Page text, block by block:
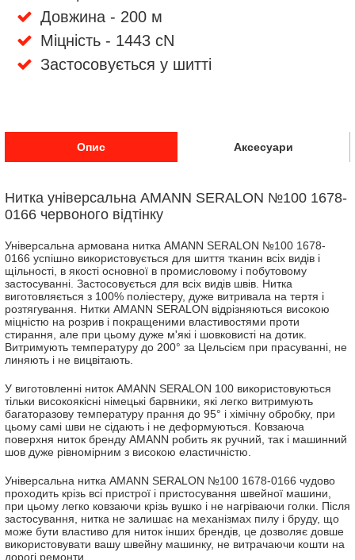
Довжина - 200 м
Міцність - 1443 cN
Застосовується у шитті
Опис Аксесуари
Нитка універсальна AMANN SERALON №100 1678-
0166 червоного відтінку
Універсальна армована нитка AMANN SERALON №100 1678-
0166 успішно використовується для шиття тканин всіх видів і
щільності, в якості основної в промисловому і побутовому
застосуванні. Застосовується для всіх видів швів. Нитка
виготовляється з 100% поліестеру, дуже витривала на тертя і
розтягування. Нитки AMANN SERALON відрізняються високою
міцністю на розрив і покращеними властивостями проти
стирання, але при цьому дуже м'які і шовковисті на дотик.
Витримують температуру до 200° за Цельсієм при прасуванні, не
линяють і не вицвітають.
У виготовленні ниток AMANN SERALON 100 використовуються
тільки високоякісні німецькі барвники, які легко витримують
багаторазову температуру прання до 95° і хімічну обробку, при
цьому самі шви не сідають і не деформуються. Ковзаюча
поверхня ниток бренду AMANN робить як ручний, так і машинний
шов дуже рівномірним з високою еластичністю.
Універсальна нитка AMANN SERALON №100 1678-0166 чудово
проходить крізь всі пристрої і пристосування швейної машини,
при цьому легко ковзаючи крізь вушко і не нагріваючи голки. Після
застосування, нитка не залишає на механізмах пилу і бруду, що
може бути властиво для ниток інших брендів, це дозволяє довше
використовувати вашу швейну машинку, не витрачаючи кошти на
дорогі ремонти.